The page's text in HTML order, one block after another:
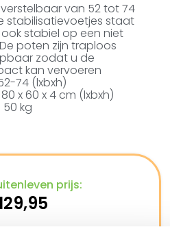
van 52 tot 74
stabilisatievoetjes staat
stabiel op een niet
poten zijn traploos
zodat u de
kan vervoeren
74 (lxbxh)
x 60 x 4 cm (lxbxh)
kg
prijs: